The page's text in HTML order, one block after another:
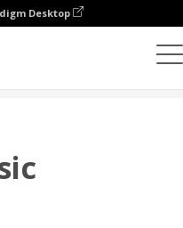
Desktop